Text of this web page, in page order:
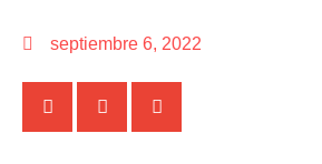
septiembre 6, 2022